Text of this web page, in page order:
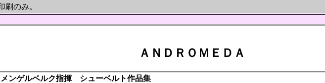
刷のみ。
ＡＮＤＲＯＭＥＤＡ
メンゲルベルク指揮 シューベルト作品集